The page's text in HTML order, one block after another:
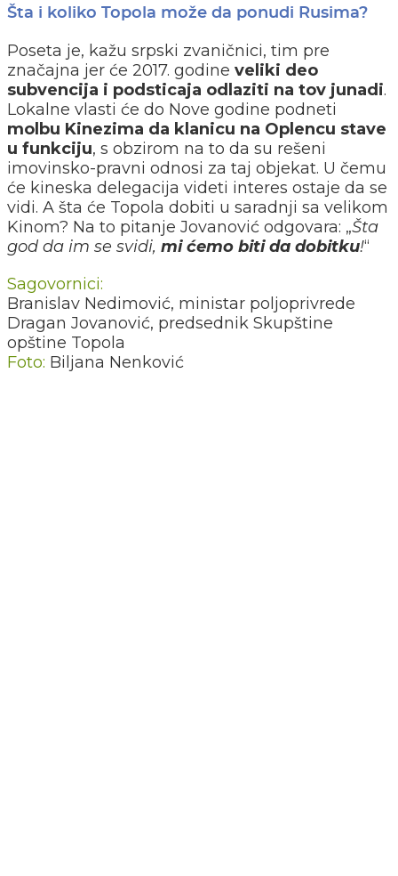
Šta i koliko Topola može da ponudi Rusima?
Poseta je, kažu srpski zvaničnici, tim pre
značajna jer će 2017. godine veliki deo
subvencija i podsticaja odlaziti na tov junadi.
Lokalne vlasti će do Nove godine podneti
molbu Kinezima da klanicu na Oplencu stave
u funkciju, s obzirom na to da su rešeni
imovinsko-pravni odnosi za taj objekat. U čemu
će kineska delegacija videti interes ostaje da se
vidi. A šta će Topola dobiti u saradnji sa velikom
Kinom? Na to pitanje Jovanović odgovara: „Šta
god da im se svidi, mi ćemo biti da dobitku!“
Sagovornici:
Branislav Nedimović, ministar poljoprivrede
Dragan Jovanović, predsednik Skupštine
opštine Topola
Foto: Biljana Nenković